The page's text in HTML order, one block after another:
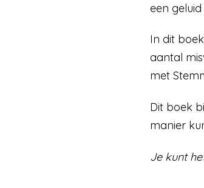
een
In dit
aantal
met
Dit boek
manier
Je kunt